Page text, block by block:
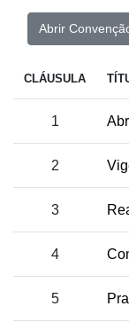
Abrir
CLÁUSULA
1
2
3
4
5